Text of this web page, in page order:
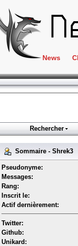
News
Rechercher
Sommaire - Shrek3
Pseudonyme:
Messages:
Rang:
Inscrit le:
Actif dernièrement:
Twitter:
Github:
Unikard: